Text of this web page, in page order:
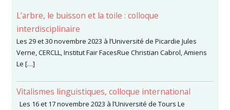
L’arbre, le buisson et la toile : colloque
interdisciplinaire
Les 29 et 30 novembre 2023 à l’Université de Picardie Jules
Verne, CERCLL, Institut Fair FacesRue Christian Cabrol, Amiens
Le […]
Vitalismes linguistiques, colloque international
Les 16 et 17 novembre 2023 à l’Université de Tours Le